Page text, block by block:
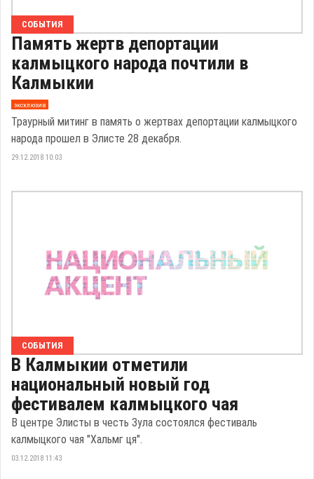
СОБЫТИЯ
Память жертв депортации
калмыцкого народа почтили в
Калмыкии
эксклюзив
Траурный митинг в память о жертвах депортации калмыцкого
народа прошел в Элисте 28 декабря.
29.12.2018 10:03
СОБЫТИЯ
В Калмыкии отметили
национальный новый год
фестивалем калмыцкого чая
В центре Элисты в честь Зула состоялся фестиваль
калмыцкого чая "Хальмг ця".
03.12.2018 11:43